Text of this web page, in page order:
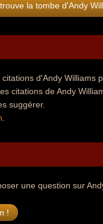
la tombe d'Andy
d'Andy Williams
citations de Andy
suggérer.
une question sur